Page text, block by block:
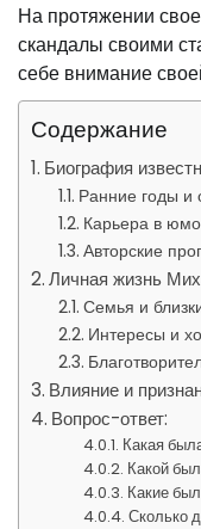
На протяжении
скандалы своими
себе внимание
Содержание
Биография
Ранние годы и
Карьера в
Авторские
Личная жизнь
Семья и
Интересы и
Влияние и
Вопрос-ответ:
Какая
Какой
Какие
Сколько